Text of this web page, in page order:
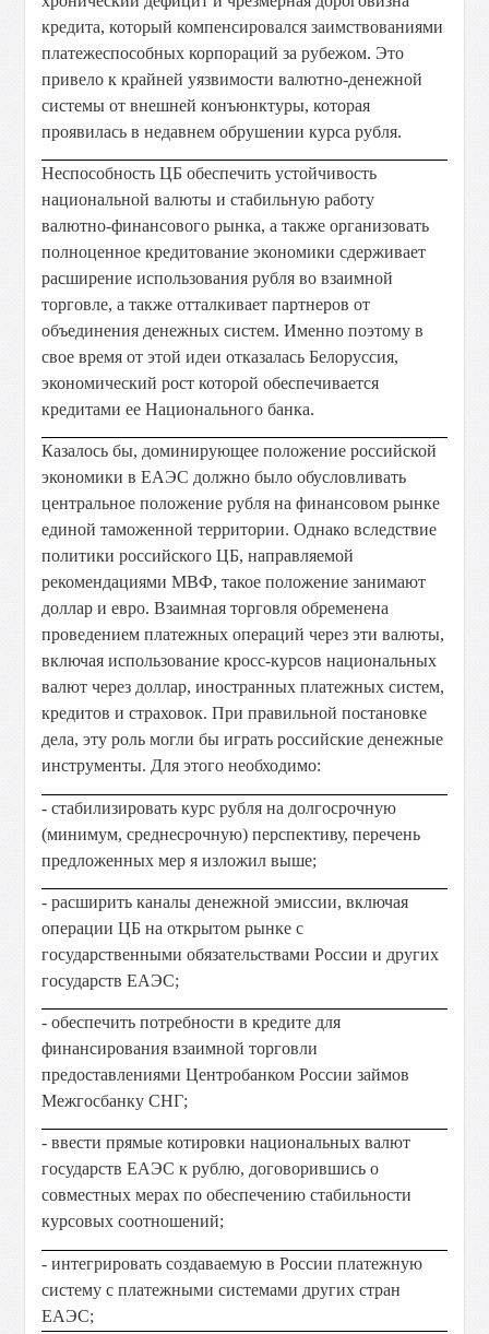
кредита, который компенсировался заимствованиями
платежеспособных корпораций за рубежом. Это
привело к крайней уязвимости валютно-денежной
системы от внешней конъюнктуры, которая
проявилась в недавнем обрушении курса рубля.
Неспособность ЦБ обеспечить устойчивость
национальной валюты и стабильную работу
валютно-финансового рынка, а также организовать
полноценное кредитование экономики сдерживает
расширение использования рубля во взаимной
торговле, а также отталкивает партнеров от
объединения денежных систем. Именно поэтому в
свое время от этой идеи отказалась Белоруссия,
экономический рост которой обеспечивается
кредитами ее Национального банка.
Казалось бы, доминирующее положение российской
экономики в ЕАЭС должно было обусловливать
центральное положение рубля на финансовом рынке
единой таможенной территории. Однако вследствие
политики российского ЦБ, направляемой
рекомендациями МВФ, такое положение занимают
доллар и евро. Взаимная торговля обременена
проведением платежных операций через эти валюты,
включая использование кросс-курсов национальных
валют через доллар, иностранных платежных систем,
кредитов и страховок. При правильной постановке
дела, эту роль могли бы играть российские денежные
инструменты. Для этого необходимо:
- стабилизировать курс рубля на долгосрочную
(минимум, среднесрочную) перспективу, перечень
предложенных мер я изложил выше;
- расширить каналы денежной эмиссии, включая
операции ЦБ на открытом рынке с
государственными обязательствами России и других
государств ЕАЭС;
- обеспечить потребности в кредите для
финансирования взаимной торговли
предоставлениями Центробанком России займов
Межгосбанку СНГ;
- ввести прямые котировки национальных валют
государств ЕАЭС к рублю, договорившись о
совместных мерах по обеспечению стабильности
курсовых соотношений;
- интегрировать создаваемую в России платежную
систему с платежными системами других стран
ЕАЭС;